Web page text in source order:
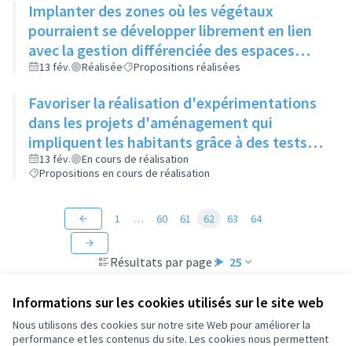
Informations sur les cookies utilisés sur le site web
Nous utilisons des cookies sur notre site Web pour améliorer la
performance et les contenus du site. Les cookies nous permettent
Implanter des zones où les végétaux
pourraient se développer librement en lien
avec la gestion différenciée des espaces
verts
13 fév. Réalisée Propositions réalisées
Favoriser la réalisation d'expérimentations
dans les projets d'aménagement qui
impliquent les habitants grâce à des tests
"grandeur nature" (mobilier, jeux, food-
truck...)
13 fév.
En cours de réalisation
Propositions en cours de réalisation
Résultats par page : 25
1 … 60 61 62 63 64
Conditions d'utilisation